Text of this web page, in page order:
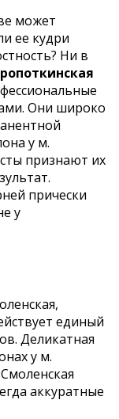
может
ее кудри
Ни в
Они широко
у м.
признают их
прически
у
единый
Деликатная
у м.
аккуратные